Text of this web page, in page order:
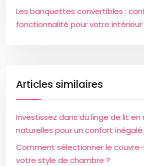
Les banquettes convertibles :
fonctionnalité pour votre intérieur
Articles similaires
Investissez dans du linge de lit en
naturelles pour un confort inégalé
Comment sélectionner le
votre style de chambre ?